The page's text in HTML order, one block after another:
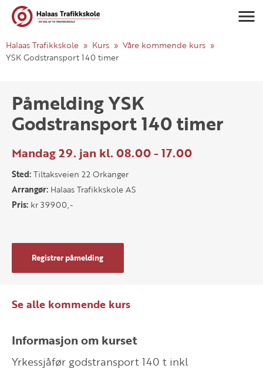
Halaas Trafikkskole Kurs
Våre kommende kurs
YSK Godstransport 140 timer
Påmelding YSK
Godstransport 140 timer
Mandag 29. jan kl. 08.00 - 17.00
Sted:Tiltaksveien 22 Orkanger
Arrangør: Halaas Trafikkskole AS
Pris: kr 39900,-
Registrer påmelding
Se alle kommende kurs
Informasjon om kurset
Yrkessjåfør godstransport 140 t inkl